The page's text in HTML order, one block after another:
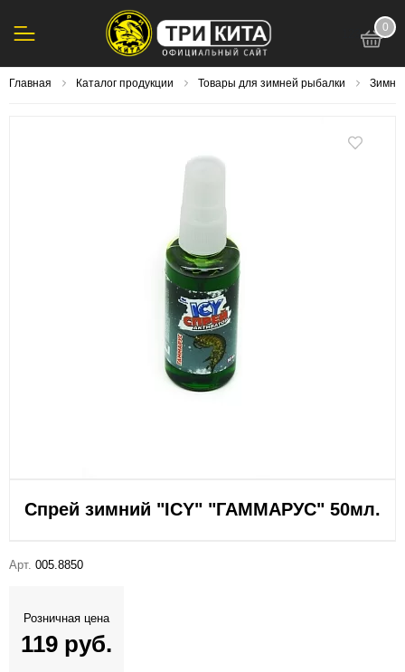
0
Главная Каталог продукции Товары для зимней рыбалки
Спрей зимний "ICY" "ГАММАРУС" 50мл.
Арт. 005.8850
Розничная цена
119 руб.